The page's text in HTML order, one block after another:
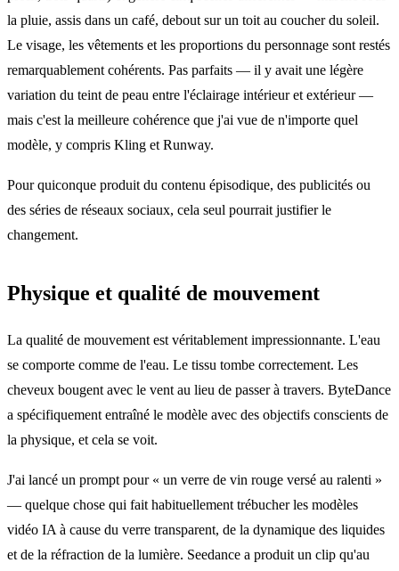
la pluie, assis dans un café, debout sur un toit au coucher du soleil.
Le visage, les vêtements et les proportions du personnage sont restés
remarquablement cohérents. Pas parfaits — il y avait une légère
variation du teint de peau entre l'éclairage intérieur et extérieur —
mais c'est la meilleure cohérence que j'ai vue de n'importe quel
modèle, y compris Kling et Runway.
Pour quiconque produit du contenu épisodique, des publicités ou
des séries de réseaux sociaux, cela seul pourrait justifier le
changement.
Physique et qualité de mouvement
La qualité de mouvement est véritablement impressionnante. L'eau
se comporte comme de l'eau. Le tissu tombe correctement. Les
cheveux bougent avec le vent au lieu de passer à travers. ByteDance
a spécifiquement entraîné le modèle avec des objectifs conscients de
la physique, et cela se voit.
J'ai lancé un prompt pour « un verre de vin rouge versé au ralenti »
— quelque chose qui fait habituellement trébucher les modèles
vidéo IA à cause du verre transparent, de la dynamique des liquides
et de la réfraction de la lumière. Seedance a produit un clip qu'au